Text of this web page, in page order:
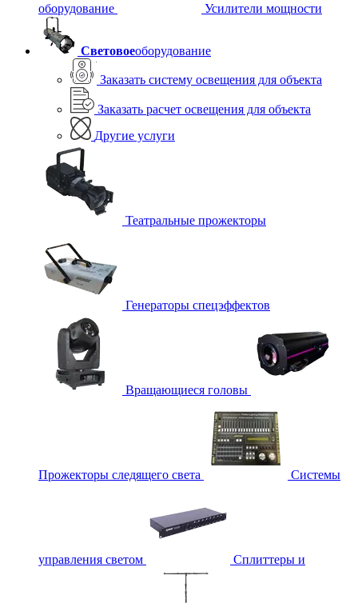
оборудование Усилители мощности
Световоеоборудование
Заказать систему освещения для объекта
Заказать расчет освещения для объекта
Другие услуги
Театральные прожекторы
Генераторы спецэффектов
Вращающиеся головы
Прожекторы следящего света Системы
управления светом Сплиттеры и